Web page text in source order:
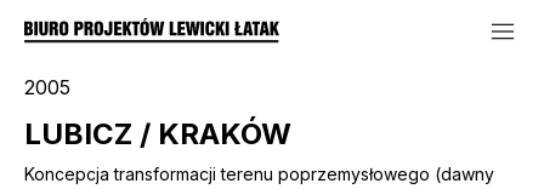
2005
LUBICZ / KRAKÓW
Koncepcja transformacji terenu poprzemysłowego (dawny